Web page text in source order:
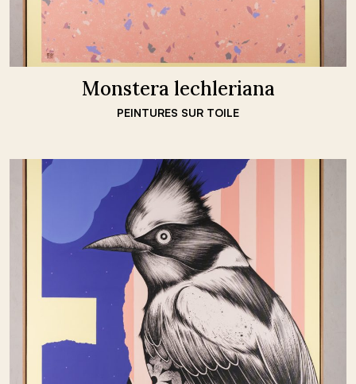
Monstera lechleriana
PEINTURES SUR TOILE